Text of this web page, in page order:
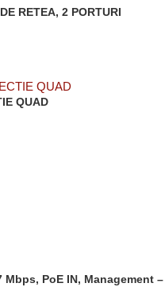
RETEA, 2 PORTURI
QUAD
PoE IN, Management –